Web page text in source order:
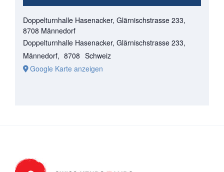
Doppelturnhalle Hasenacker, Glärnischstrasse 233,
8708 Männedorf
Doppelturnhalle Hasenacker, Glärnischstrasse 233,
Männedorf, 8708 Schweiz
Google Karte anzeigen